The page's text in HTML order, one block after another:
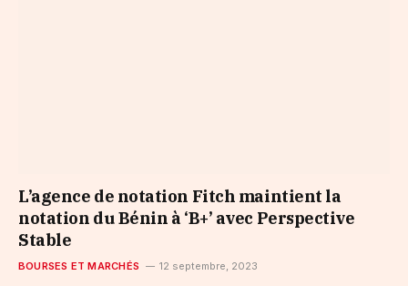
L’agence de notation Fitch maintient la
notation du Bénin à ‘B+’ avec Perspective
Stable
BOURSES ET MARCHÉS 12 septembre, 2023